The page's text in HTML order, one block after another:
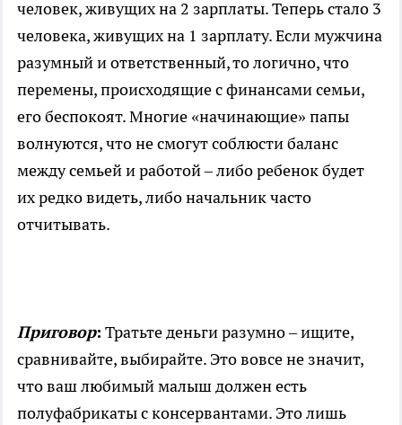
человек, живущих на 2 зарплаты. Теперь стало 3
человека, живущих на 1 зарплату. Если мужчина
разумный и ответственный, то логично, что
перемены, происходящие с финансами семьи,
его беспокоят. Многие «начинающие» папы
волнуются, что не смогут соблюсти баланс
между семьей и работой – либо ребенок будет
их редко видеть, либо начальник часто
отчитывать.
Приговор: Тратьте деньги разумно – ищите,
сравнивайте, выбирайте. Это вовсе не значит,
что ваш любимый малыш должен есть
полуфабрикаты с консервантами. Это лишь